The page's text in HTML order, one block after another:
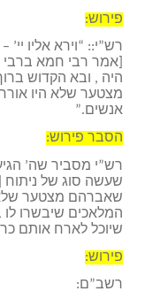
פירוש:
רש”י:: “וירא אליו
[אמר רבי חמא ברבי
היה , ובא הקדוש
מצטער שלא היו
אנשים.”
הסבר פירוש:
רש”י מסביר שה’
שעשה סוג של
שאברהם מצטער שלא
המלאכים שיבשרו לו
שיוכל לארח אותם
פירוש:
רשב”ם: